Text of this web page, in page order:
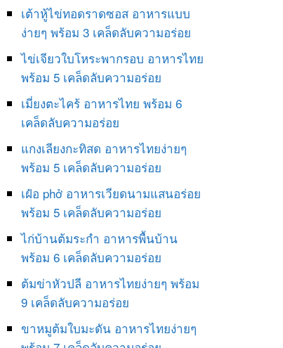
เต้าหู้ไข่ทอดราดซอส อาหารแบบ
ง่ายๆ พร้อม 3 เคล็ดลับความอร่อย
ไข่เจียวใบโหระพากรอบ อาหารไทย
พร้อม 5 เคล็ดลับความอร่อย
เมี่ยงตะไคร้ อาหารไทย พร้อม 6
เคล็ดลับความอร่อย
แกงเลียงกะทิสด อาหารไทยง่ายๆ
พร้อม 5 เคล็ดลับความอร่อย
เฝ๋อ phở อาหารเวียดนามแสนอร่อย
พร้อม 5 เคล็ดลับความอร่อย
ไก่บ้านต้มระกำ อาหารพื้นบ้าน
พร้อม 6 เคล็ดลับความอร่อย
ต้มข่าหัวปลี อาหารไทยง่ายๆ พร้อม
9 เคล็ดลับความอร่อย
ขาหมูต้มใบมะดัน อาหารไทยง่ายๆ